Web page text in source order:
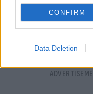
CONFIRM
Data Deletion